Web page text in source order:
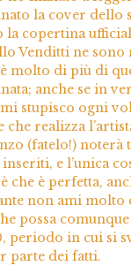
la cover dello
la copertina
Venditti ne sono
molto di più di
anche se in
stupisco ogni
che realizza
(fatelo!) noterà
e l’unica
che è perfetta,
non ami molto
possa
periodo in cui si
parte dei fatti.